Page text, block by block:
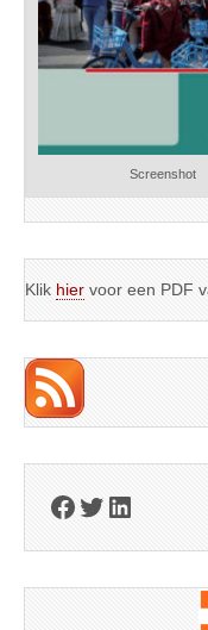
Screenshot
Klik hier voor een PDF
Facebook
Twitter
LinkedIn